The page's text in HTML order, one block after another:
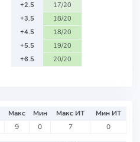
+2.5
17/20
+3.5
18/20
+4.5
18/20
+5.5
19/20
+6.5
20/20
Макс Мин Макс ИТ
Мин ИТ
9 0 7 0